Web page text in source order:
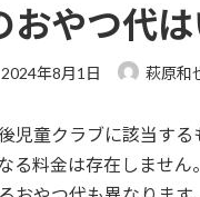
おやつ代
最
新
日
2024年8月1日 萩原和
児童クラブに該当す
る料金は存在しませ